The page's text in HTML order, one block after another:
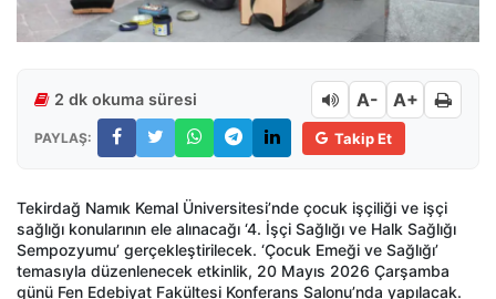
2 dk okuma süresi A- A+
PAYLAŞ: Takip Et
Tekirdağ Namık Kemal Üniversitesi’nde çocuk işçiliği ve işçi
sağlığı konularının ele alınacağı ‘4. İşçi Sağlığı ve Halk Sağlığı
Sempozyumu’ gerçekleştirilecek. ‘Çocuk Emeği ve Sağlığı’
temasıyla düzenlenecek etkinlik, 20 Mayıs 2026 Çarşamba
günü Fen Edebiyat Fakültesi Konferans Salonu’nda yapılacak.